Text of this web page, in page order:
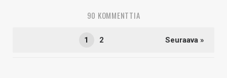
90 KOMMENTTIA
1 2 Seuraava »